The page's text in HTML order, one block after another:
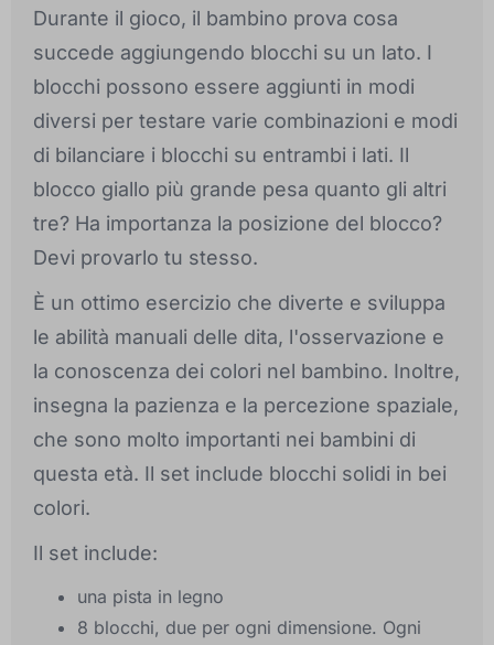
Durante il gioco, il bambino prova cosa
succede aggiungendo blocchi su un lato. I
blocchi possono essere aggiunti in modi
diversi per testare varie combinazioni e modi
di bilanciare i blocchi su entrambi i lati. Il
blocco giallo più grande pesa quanto gli altri
tre? Ha importanza la posizione del blocco?
Devi provarlo tu stesso.
È un ottimo esercizio che diverte e sviluppa
le abilità manuali delle dita, l'osservazione e
la conoscenza dei colori nel bambino. Inoltre,
insegna la pazienza e la percezione spaziale,
che sono molto importanti nei bambini di
questa età. Il set include blocchi solidi in bei
colori.
Il set include:
una pista in legno
8 blocchi, due per ogni dimensione. Ogni